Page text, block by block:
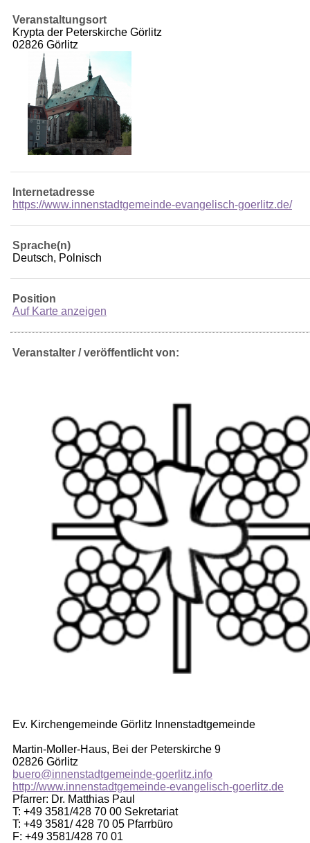
Veranstaltungsort
Krypta der Peterskirche Görlitz
02826 Görlitz
Internetadresse
https://www.innenstadtgemeinde-evangelisch-goerlitz.de/
Sprache(n)
Deutsch, Polnisch
Position
Auf Karte anzeigen
Veranstalter / veröffentlicht von:
Ev. Kirchengemeinde Görlitz Innenstadtgemeinde
Martin-Moller-Haus, Bei der Peterskirche 9
02826 Görlitz
buero@innenstadtgemeinde-goerlitz.info
http://www.innenstadtgemeinde-evangelisch-goerlitz.de
Pfarrer: Dr. Matthias Paul
T: +49 3581/428 70 00 Sekretariat
T: +49 3581/ 428 70 05 Pfarrbüro
F: +49 3581/428 70 01